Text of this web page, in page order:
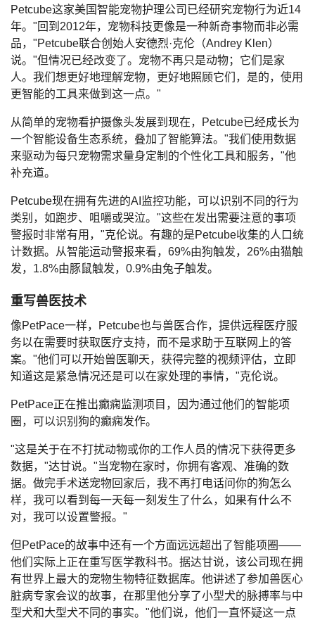
Petcube这家美国智能宠物护理公司已经研究宠物行为近14
年。"回到2012年，宠物科技更像是一种新奇事物而非必需
品，"Petcube联合创始人安德烈·克伦（Andrey Klen）
说。"但情况已经改变了。宠物不再只是动物；它们是家
人。我们想更好地理解宠物，更好地照顾它们，是的，使用
更智能的工具来做到这一点。"
从简单的宠物看护摄像头发展到现在，Petcube已经成长为
一个智能设备生态系统，叠加了智能算法。"我们使用数据
来驱动为每只宠物需求量身定制的个性化工具和服务，"他
补充道。
Petcube现在拥有先进的AI监控功能，可以识别不同的行为
类别，如跑步、咀嚼或哭泣。"这些在发出需要注意的事项
警报时非常有用，"克伦说。有趣的是Petcube收集的人口统
计数据。从智能运动警报来看，69%由狗触发，26%由猫触
发，1.8%由豚鼠触发，0.9%由兔子触发。
重写兽医技术
像PetPace一样，Petcube也与兽医合作，提供远程医疗服
务以在需要时获取医疗支持，而不是求助于互联网上的答
案。"他们可以开始兽医聊天，获得完整的视频评估，立即
知道这是紧急情况还是可以在家处理的事情，"克伦说。
PetPace正在推出癫痫监测项目，因为通过他们的智能项
圈，可以识别狗的癫痫发作。
"这是关于在不打扰动物或你的工作人员的情况下获得更多
数据，"达甘说。"当宠物在家时，你拥有客观、准确的数
据。做完手术送宠物回家后，我不再打电话问你的狗怎么
样，我可以看到每一天每一刻发生了什么，如果有什么不
对，我可以设置警报。"
但PetPace的故事中还有一个方面远远超出了智能项圈——
他们实际上正在重写医学教科书。据达甘说，该公司现在拥
有世界上最大的宠物生物特征数据库。他讲述了参加兽医心
脏病专家会议的故事，在那里他分享了小型犬的脉搏率与中
型犬和大型犬不同的事实。"他们说，他们一直怀疑这一点